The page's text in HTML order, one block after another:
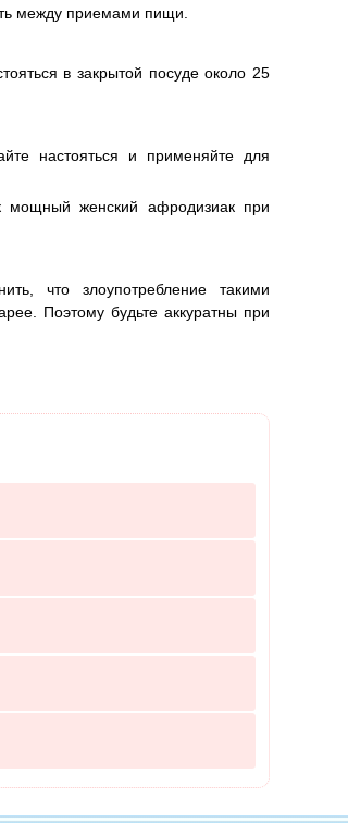
между приемами пищи.
в закрытой посуде около 25
настояться и применяйте для
мощный женский афродизиак при
что злоупотребление такими
Поэтому будьте аккуратны при